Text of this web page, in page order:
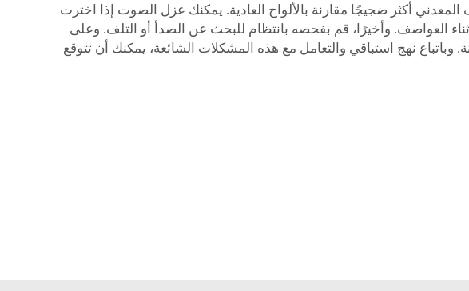
أكثر ضجيجًا مقارنة بالألواح العادية. يمكنك عزل الصوت إذا اخترت
العواصف. وأخيرًا، قم بفحصه بانتظام للبحث عن الصدأ أو التلف. وعلى
نهج استباقي والتعامل مع هذه المشكلات الشائعة، يمكنك أن تتوقع